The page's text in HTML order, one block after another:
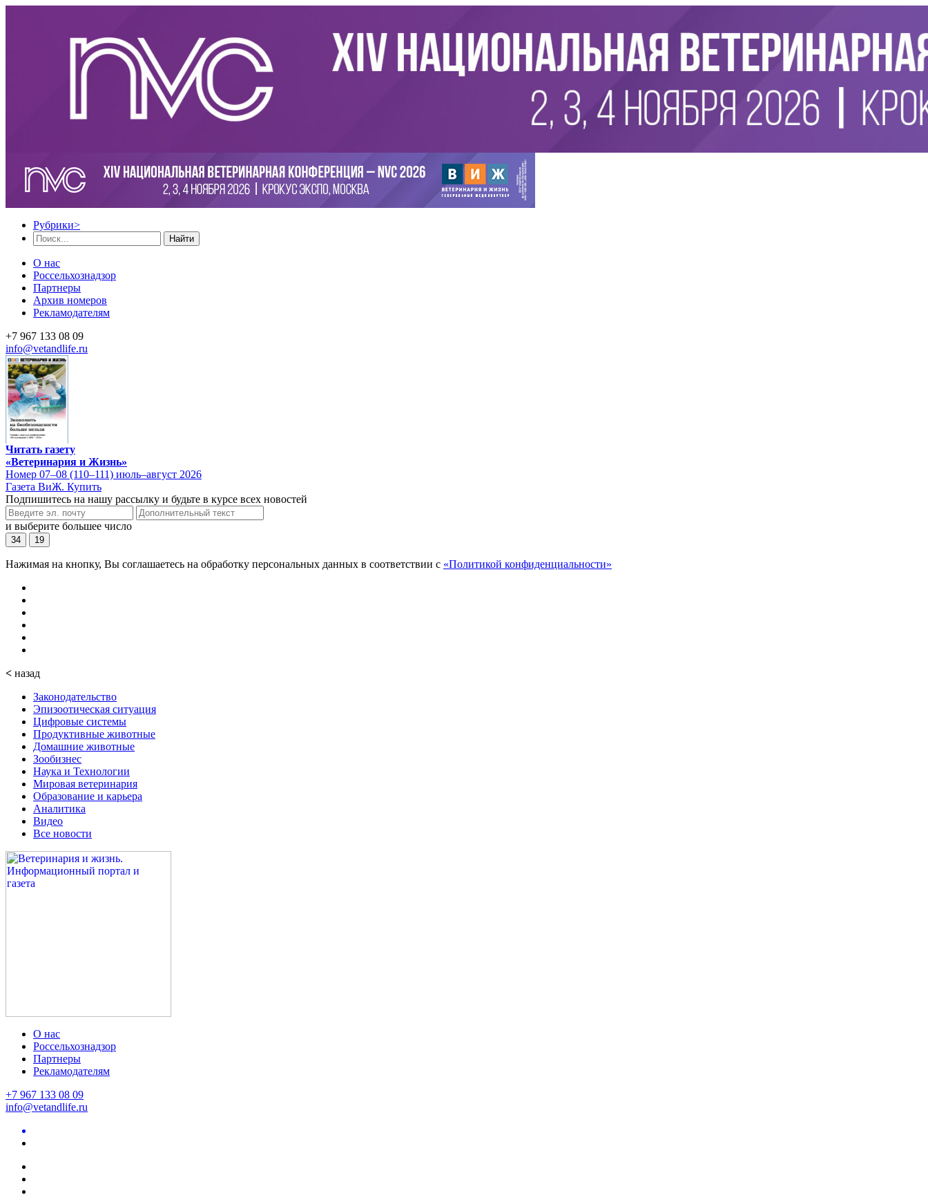
Рубрики>
Найти
О нас
Россельхознадзор
Партнеры
Архив номеров
Рекламодателям
+7 967 133 08 09
info@vetandlife.ru
Читать газету
«Ветеринария и Жизнь»
Номер 07–08 (110–111) июль–август 2026
Газета ВиЖ. Купить
Подпишитесь на нашу рассылку и будьте в курсе всех новостей
и выберите большее число
34 19
Нажимая на кнопку, Вы соглашаетесь на обработку персональных данных в соответствии с «Политикой конфиденциальности»
< назад
Законодательство
Эпизоотическая ситуация
Цифровые системы
Продуктивные животные
Домашние животные
Зообизнес
Наука и Технологии
Мировая ветеринария
Образование и карьера
Аналитика
Видео
Все новости
О нас
Россельхознадзор
Партнеры
Рекламодателям
+7 967 133 08 09
info@vetandlife.ru